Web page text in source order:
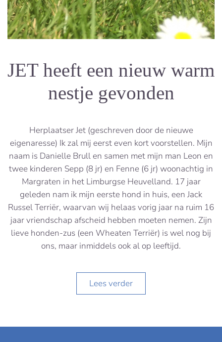
JET heeft een nieuw warm
nestje gevonden
Herplaatser Jet (geschreven door de nieuwe
eigenaresse) Ik zal mij eerst even kort voorstellen. Mijn
naam is Danielle Brull en samen met mijn man Leon en
twee kinderen Sepp (8 jr) en Fenne (6 jr) woonachtig in
Margraten in het Limburgse Heuvelland. 17 jaar
geleden nam ik mijn eerste hond in huis, een Jack
Russel Terriër, waarvan wij helaas vorig jaar na ruim 16
jaar vriendschap afscheid hebben moeten nemen. Zijn
lieve honden-zus (een Wheaten Terriër) is wel nog bij
ons, maar inmiddels ook al op leeftijd.
Lees verder